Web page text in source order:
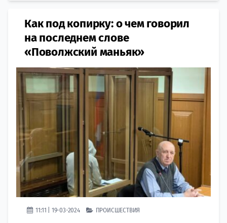
Как под копирку: о чем говорил
на последнем слове
«Поволжский маньяк»
11:11 | 19-03-2024 ПРОИСШЕСТВИЯ